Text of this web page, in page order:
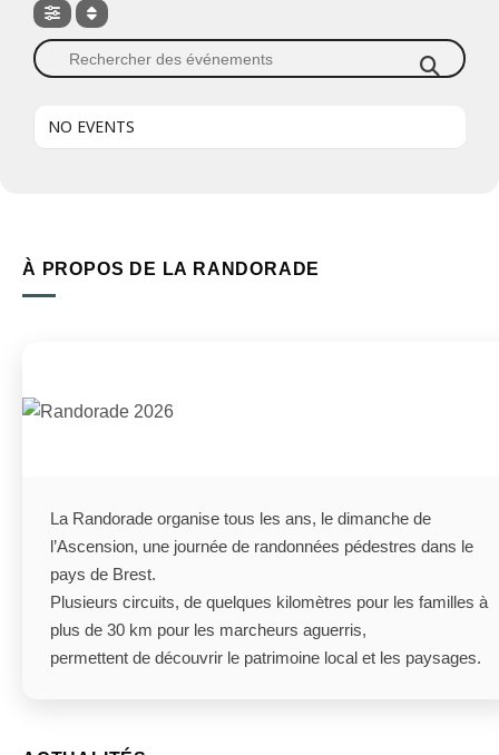
NO EVENTS
À PROPOS DE LA RANDORADE
La Randorade organise tous les ans, le dimanche de
l’Ascension, une journée de randonnées pédestres dans le
pays de Brest.
Plusieurs circuits, de quelques kilomètres pour les familles à
plus de 30 km pour les marcheurs aguerris,
permettent de découvrir le patrimoine local et les paysages.